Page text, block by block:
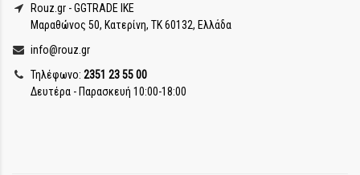
Rouz.gr - GGTRADE IKE
Μαραθώνος 50, Κατερίνη, ΤΚ 60132, Ελλάδα
info@rouz.gr
Τηλέφωνο: 2351 23 55 00
Δευτέρα - Παρασκευή 10:00-18:00